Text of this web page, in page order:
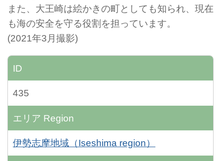
また、大王崎は絵かきの町としても知られ、現在
も海の安全を守る役割を担っています。
(2021年3月撮影)
ID
435
エリア Region
伊勢志摩地域（Iseshima region）